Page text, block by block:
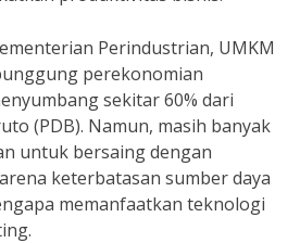
Perindustrian, UMKM
perekonomian
sekitar 60% dari
(PDB). Namun, masih banyak
untuk bersaing dengan
keterbatasan sumber daya
memanfaatkan teknologi